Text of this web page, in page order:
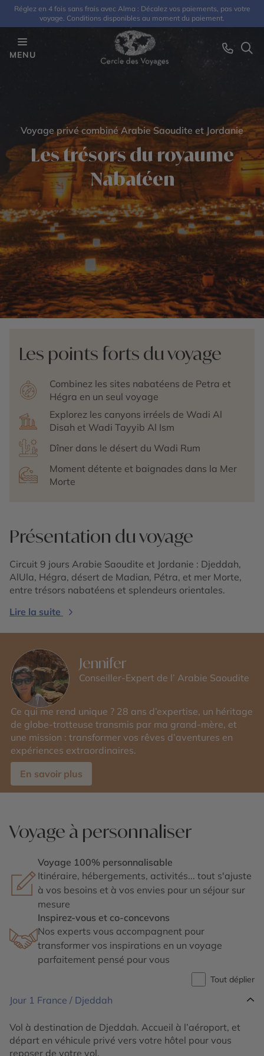
Réglez en 4 fois sans frais avec Alma : Décalez vos paiements, pas votre
voyage. Conditions disponibles au moment du paiement.
MENU
Voyage privé combiné Arabie Saoudite et Jordanie
Les trésors du royaume
Nabatéen
Les points forts du voyage
Combinez les sites nabatéens de Petra et
Hégra en un seul voyage
Explorez les canyons irréels de Wadi Al
Disah et Wadi Tayyib Al Ism
Dîner dans le désert du Wadi Rum
Moment détente et baignades dans la Mer
Morte
Présentation du voyage
Circuit 9 jours Arabie Saoudite et Jordanie : Djeddah,
AlUla, Hégra, désert de Madian, Pétra, et mer Morte,
entre trésors nabatéens et splendeurs orientales.
Lire la suite
Jennifer
Conseiller-Expert de l’ Arabie Saoudite
Ce qui me rend unique ? 28 ans d’expertise, un héritage
de globe-trotteuse transmis par ma grand-mère, et
une mission : transformer vos rêves d’aventures en
expériences extraordinaires.
En savoir plus
Voyage à personnaliser
Voyage 100% personnalisable
Itinéraire, hébergements, activités... tout s'ajuste
à vos besoins et à vos envies pour un séjour sur
mesure
Inspirez-vous et co-concevons
Nos experts vous accompagnent pour
transformer vos inspirations en un voyage
parfaitement pensé pour vous
Tout déplier
Jour 1 France / Djeddah
Vol à destination de Djeddah. Accueil à l’aéroport, et
départ en véhicule privé vers votre hôtel pour vous
reposer de votre vol.